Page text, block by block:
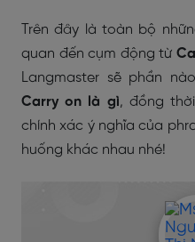
Trên đây là toàn bộ
quan đến cụm động từ
Langmaster sẽ phần
Carry on là gì, đồng
chính xác ý nghĩa của
huống khác nhau nhé!